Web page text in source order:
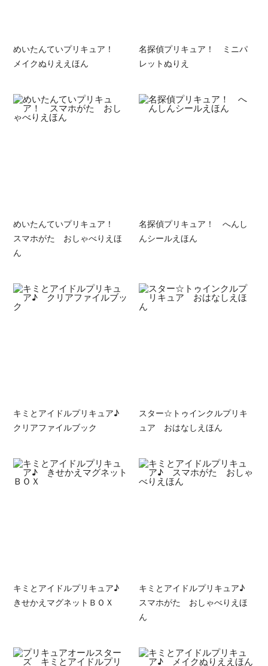
めいたんていプリキュア！
メイクぬりええほん
名探偵プリキュア！ ミニパ
レットぬりえ
めいたんていプリキュア！
スマホがた おしゃべりえほ
ん
名探偵プリキュア！ へんし
んシールえほん
キミとアイドルプリキュア♪
クリアファイルブック
スター☆トゥインクルプリキ
ュア おはなしえほん
キミとアイドルプリキュア♪
きせかえマグネットＢＯＸ
キミとアイドルプリキュア♪
スマホがた おしゃべりえほ
ん